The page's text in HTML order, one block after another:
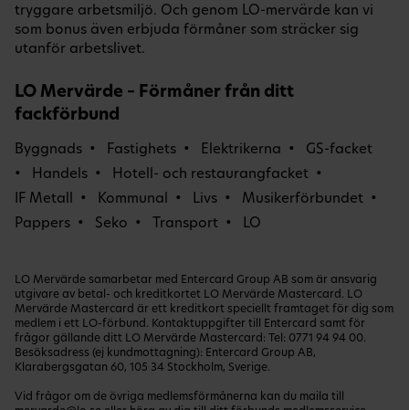
tryggare arbetsmiljö. Och genom LO-mervärde kan vi
som bonus även erbjuda förmåner som sträcker sig
utanför arbetslivet.
LO Mervärde – Förmåner från ditt
fackförbund
Byggnads Fastighets Elektrikerna
GS-facket
Handels
Hotell- och restaurangfacket
IF Metall
Kommunal Livs
Musikerförbundet
Pappers
Seko Transport LO
LO Mervärde samarbetar med Entercard Group AB som är ansvarig
utgivare av betal- och kreditkortet LO Mervärde Mastercard. LO
Mervärde Mastercard är ett kreditkort speciellt framtaget för dig som
medlem i ett LO-förbund. Kontaktuppgifter till Entercard samt för
frågor gällande ditt LO Mervärde Mastercard: Tel: 0771 94 94 00.
Besöksadress (ej kundmottagning): Entercard Group AB,
Klarabergsgatan 60, 105 34 Stockholm, Sverige.
Vid frågor om de övriga medlemsförmånerna kan du maila till